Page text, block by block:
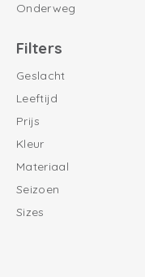
Onderweg
Filters
Geslacht
Leeftijd
Prijs
Kleur
Materiaal
Seizoen
Sizes